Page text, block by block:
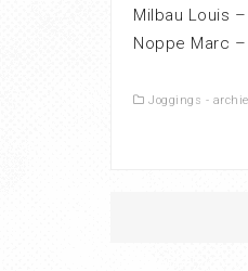
Milbau Louis –
Noppe Marc –
Joggings -